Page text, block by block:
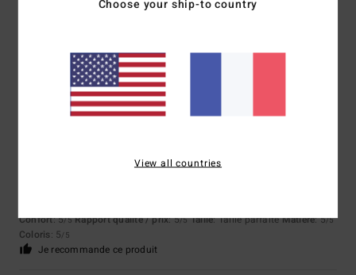
Je recommande ce produit
5 /5
Confort: 5/5 Rapport qualité / prix: 5/5 Taille: Taille parfaiteMatière: 5/5
Coloris: 5/5
Je recommande ce produit
Choose your ship-to country
View all countries